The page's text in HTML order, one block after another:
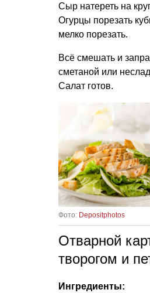
Сыр натереть на
Огурцы порезать
мелко порезать.
Всё смешать и
сметаной или
Салат готов.
Фото: Depositphotos
Отварной
творогом и
Ингредиенты: